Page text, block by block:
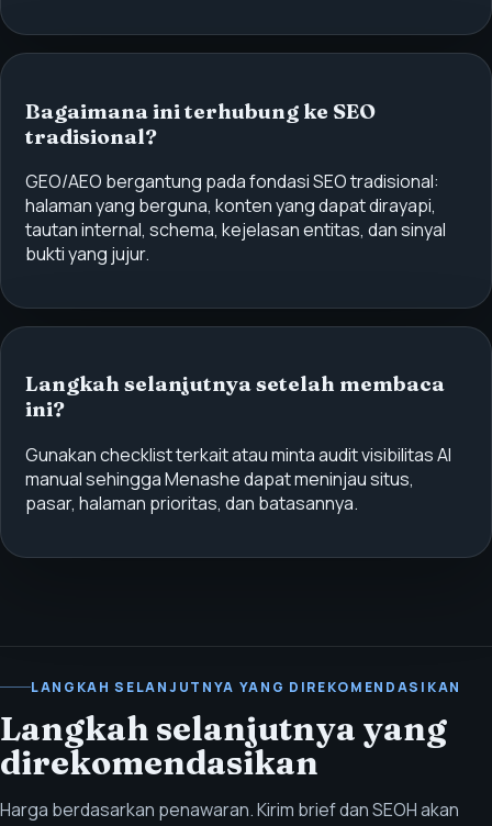
Bagaimana ini terhubung ke SEO
tradisional?
GEO/AEO bergantung pada fondasi SEO tradisional:
halaman yang berguna, konten yang dapat dirayapi,
tautan internal, schema, kejelasan entitas, dan sinyal
bukti yang jujur.
Langkah selanjutnya setelah membaca
ini?
Gunakan checklist terkait atau minta audit visibilitas AI
manual sehingga Menashe dapat meninjau situs,
pasar, halaman prioritas, dan batasannya.
LANGKAH SELANJUTNYA YANG DIREKOMENDASIKAN
Langkah selanjutnya yang
direkomendasikan
Harga berdasarkan penawaran. Kirim brief dan SEOH akan